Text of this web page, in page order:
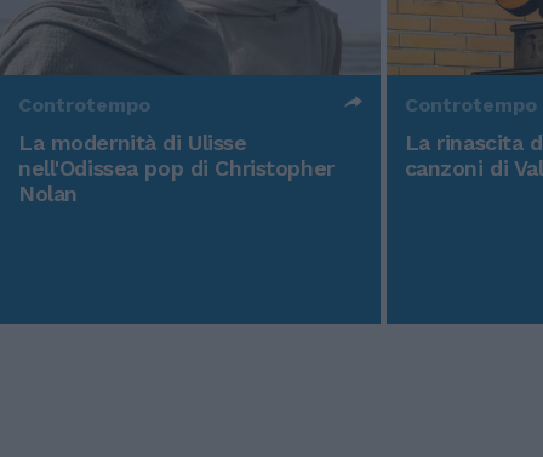
Controtempo
La modernità di Ulisse
nell'Odissea pop di Christopher
Nolan
Controtempo
La rinascita
canzoni di